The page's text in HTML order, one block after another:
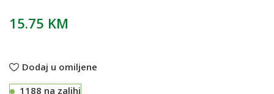
15.75 KM
Dodaj u omiljene
1188 na zalihi